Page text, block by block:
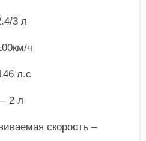
3 л
ч
л.с
2 л
скорость –